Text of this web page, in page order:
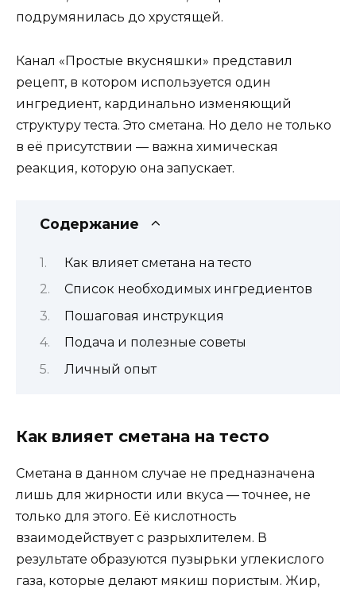
подрумянилась до хрустящей.
Канал «Простые вкусняшки» представил
рецепт, в котором используется один
ингредиент, кардинально изменяющий
структуру теста. Это сметана. Но дело не только
в её присутствии — важна химическая
реакция, которую она запускает.
Содержание
Как влияет сметана на тесто
Список необходимых ингредиентов
Пошаговая инструкция
Подача и полезные советы
Личный опыт
Как влияет сметана на тесто
Сметана в данном случае не предназначена
лишь для жирности или вкуса — точнее, не
только для этого. Её кислотность
взаимодействует с разрыхлителем. В
результате образуются пузырьки углекислого
газа, которые делают мякиш пористым. Жир,